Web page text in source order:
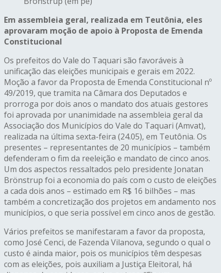
Em assembleia geral, realizada em Teutônia, eles
aprovaram moção de apoio à Proposta de Emenda
Constitucional
Os prefeitos do Vale do Taquari são favoráveis à
unificação das eleições municipais e gerais em 2022.
Moção a favor da Proposta de Emenda Constitucional nº
49/2019, que tramita na Câmara dos Deputados e
prorroga por dois anos o mandato dos atuais gestores
foi aprovada por unanimidade na assembleia geral da
Associação dos Municípios do Vale do Taquari (Amvat),
realizada na última sexta-feira (24.05), em Teutônia. Os
presentes – representantes de 20 municípios – também
defenderam o fim da reeleição e mandato de cinco anos.
Um dos aspectos ressaltados pelo presidente Jonatan
Brönstrup foi a economia do país com o custo de eleições
a cada dois anos – estimado em R$ 16 bilhões – mas
também a concretização dos projetos em andamento nos
municípios, o que seria possível em cinco anos de gestão.
Vários prefeitos se manifestaram a favor da proposta,
como José Cenci, de Fazenda Vilanova, segundo o qual o
custo é ainda maior, pois os municípios têm despesas
com as eleições, pois auxiliam a Justiça Eleitoral, há